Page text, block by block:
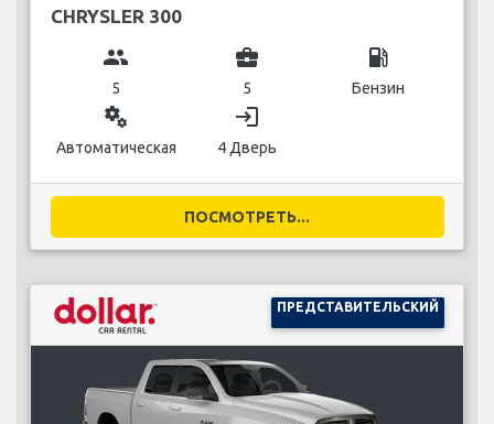
CHRYSLER 300
group
5
business_center
5
local_gas_station
Бензин
miscellaneous_services
Автоматическая
login
4 Дверь
ПОСМОТРЕТЬ...
ПРЕДСТАВИТЕЛЬСКИЙ